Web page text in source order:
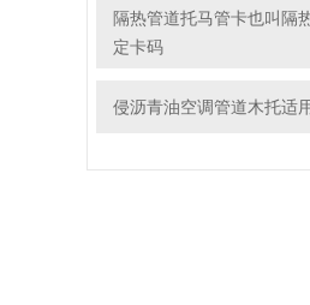
隔热管道托马管卡也叫隔
定卡码
侵沥青油空调管道木托适